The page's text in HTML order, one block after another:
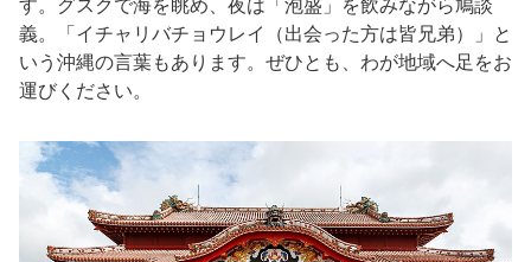
す。グスクで海を眺め、夜は「泡盛」を飲みながら鳩談
義。「イチャリバチョウレイ（出会った方は皆兄弟）」と
いう沖縄の言葉もあります。ぜひとも、わが地域へ足をお
運びください。